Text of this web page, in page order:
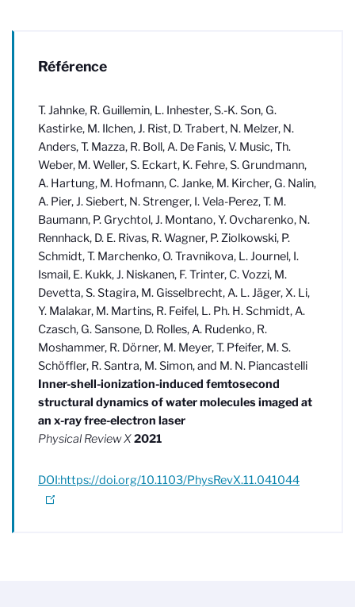
Référence
T. Jahnke, R. Guillemin, L. Inhester, S.-K. Son, G.
Kastirke, M. Ilchen, J. Rist, D. Trabert, N. Melzer, N.
Anders, T. Mazza, R. Boll, A. De Fanis, V. Music, Th.
Weber, M. Weller, S. Eckart, K. Fehre, S. Grundmann,
A. Hartung, M. Hofmann, C. Janke, M. Kircher, G. Nalin,
A. Pier, J. Siebert, N. Strenger, I. Vela-Perez, T. M.
Baumann, P. Grychtol, J. Montano, Y. Ovcharenko, N.
Rennhack, D. E. Rivas, R. Wagner, P. Ziolkowski, P.
Schmidt, T. Marchenko, O. Travnikova, L. Journel, I.
Ismail, E. Kukk, J. Niskanen, F. Trinter, C. Vozzi, M.
Devetta, S. Stagira, M. Gisselbrecht, A. L. Jäger, X. Li,
Y. Malakar, M. Martins, R. Feifel, L. Ph. H. Schmidt, A.
Czasch, G. Sansone, D. Rolles, A. Rudenko, R.
Moshammer, R. Dörner, M. Meyer, T. Pfeifer, M. S.
Schöffler, R. Santra, M. Simon, and M. N. Piancastelli
Inner-shell-ionization-induced femtosecond
structural dynamics of water molecules imaged at
an x-ray free-electron laser
Physical Review X2021
DOI:https://doi.org/10.1103/PhysRevX.11.041044